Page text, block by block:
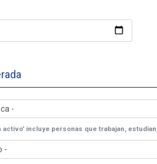
activo' incluye personas que trabajan,